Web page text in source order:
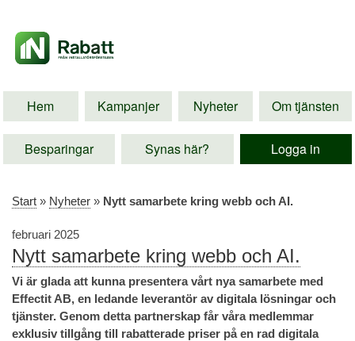
Hem Kampanjer Nyheter Om tjänsten
Besparingar Synas här? Logga in
Start » Nyheter » Nytt samarbete kring webb och AI.
februari 2025
Nytt samarbete kring webb och AI.
Vi är glada att kunna presentera vårt nya samarbete med
Effectit AB, en ledande leverantör av digitala lösningar och
tjänster. Genom detta partnerskap får våra medlemmar
exklusiv tillgång till rabatterade priser på en rad digitala